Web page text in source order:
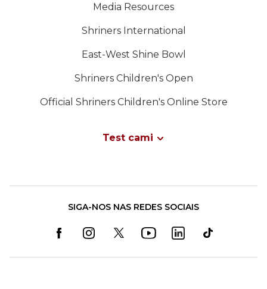
Media Resources
Shriners International
East-West Shine Bowl
Shriners Children's Open
Official Shriners Children's Online Store
Test cami
SIGA-NOS NAS REDES SOCIAIS